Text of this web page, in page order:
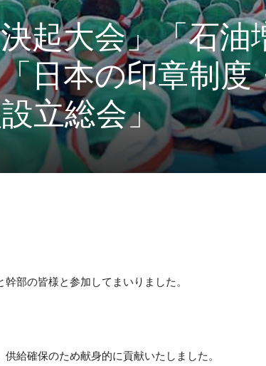
起大会」「石油
日本の印章制度
立総会」
部の皆様と参加してまいりました。
給確保のため献身的に貢献いたしました。